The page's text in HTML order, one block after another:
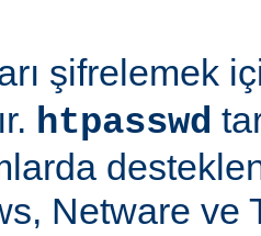
şifrelemek
htpasswd
Netware ve